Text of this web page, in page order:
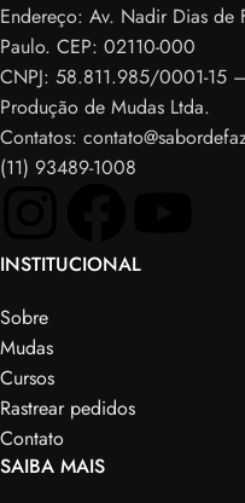
Endereço: Av. Nadir Dias
Paulo. CEP: 02110-000
CNPJ: 58.811.985/0001-15
Produção de Mudas Ltda.
Contatos:
(11) 93489-1008
INSTITUCIONAL
Sobre
Mudas
Cursos
Rastrear pedidos
Contato
SAIBA MAIS